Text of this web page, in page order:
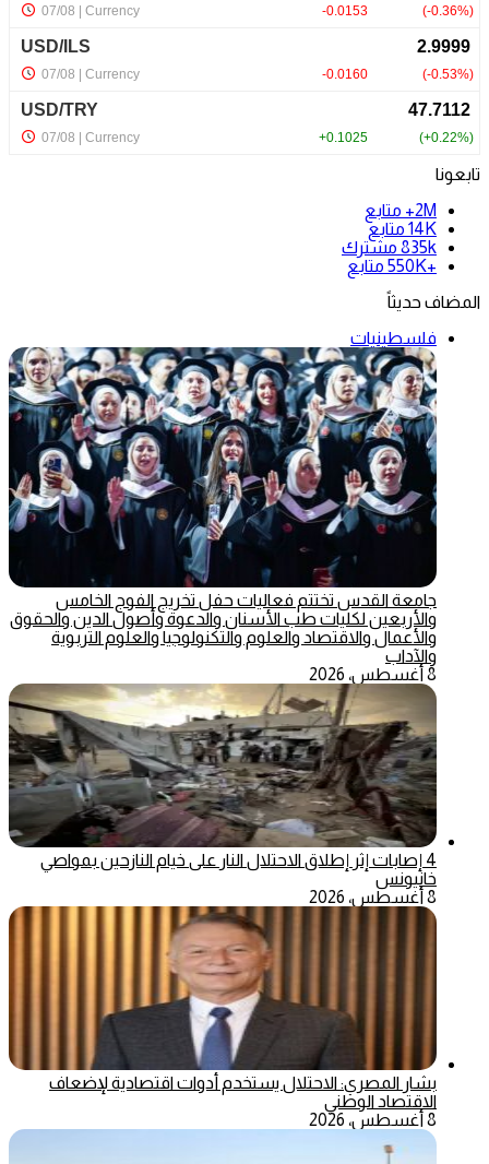
تابعونا
2M+
متابع
14K متابع
835k مشترك
+550K
متابع
المضاف حديثاً
فلسطينيات
جامعة القدس تختتم فعاليات حفل تخريج الفوج الخامس
والأربعين لكليات طب الأسنان والدعوة وأصول الدين والحقوق
والأعمال والاقتصاد والعلوم والتكنولوجيا والعلوم التربوية
والآداب
8 أغسطس، 2026
4 إصابات إثر إطلاق الاحتلال النار على خيام النازحين بمواصي
خانيونس
8 أغسطس، 2026
بشار المصري: الاحتلال يستخدم أدوات اقتصادية لإضعاف
الاقتصاد الوطني
8 أغسطس، 2026